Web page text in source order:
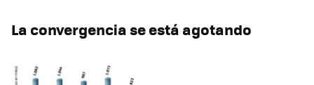
La convergencia se está agotando